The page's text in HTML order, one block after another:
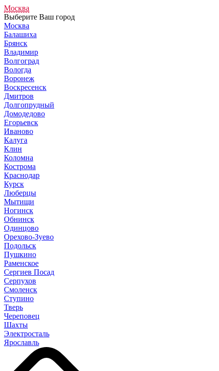
Москва
Выберите Ваш город
Москва
Балашиха
Брянск
Владимир
Волгоград
Вологда
Воронеж
Воскресенск
Дмитров
Долгопрудный
Домодедово
Егорьевск
Иваново
Калуга
Клин
Коломна
Кострома
Краснодар
Курск
Люберцы
Мытищи
Ногинск
Обнинск
Одинцово
Орехово-Зуево
Подольск
Пушкино
Раменское
Сергиев Посад
Серпухов
Смоленск
Ступино
Тверь
Череповец
Шахты
Электросталь
Ярославль